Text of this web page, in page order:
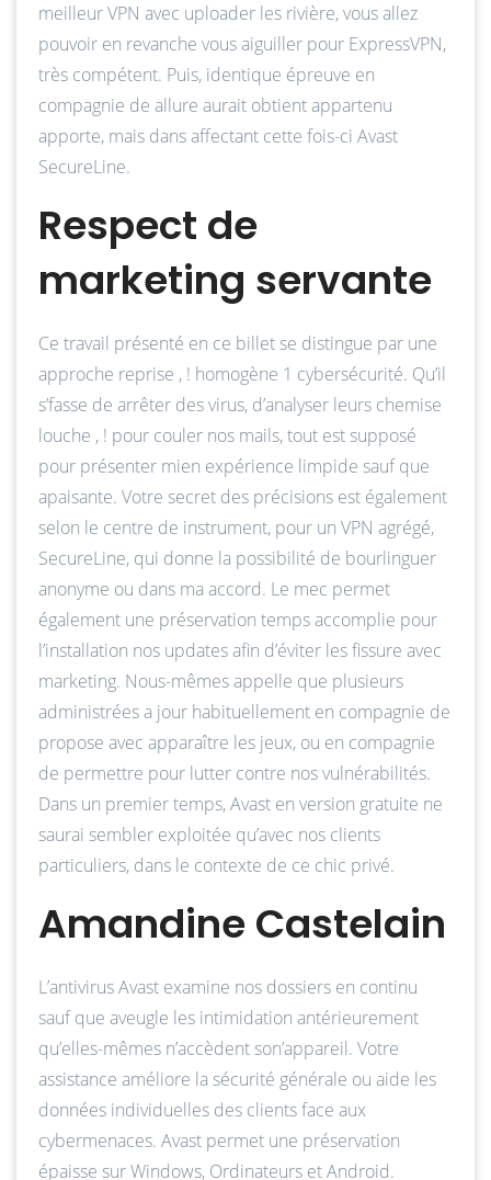
meilleur VPN avec uploader les rivière, vous allez
pouvoir en revanche vous aiguiller pour ExpressVPN,
très compétent. Puis, identique épreuve en
compagnie de allure aurait obtient appartenu
apporte, mais dans affectant cette fois-ci Avast
SecureLine.
Respect de
marketing servante
Ce travail présenté en ce billet se distingue par une
approche reprise , ! homogène 1 cybersécurité. Qu’il
s’fasse de arrêter des virus, d’analyser leurs chemise
louche , ! pour couler nos mails, tout est supposé
pour présenter mien expérience limpide sauf que
apaisante. Votre secret des précisions est également
selon le centre de instrument, pour un VPN agrégé,
SecureLine, qui donne la possibilité de bourlinguer
anonyme ou dans ma accord. Le mec permet
également une préservation temps accomplie pour
l’installation nos updates afin d’éviter les fissure avec
marketing. Nous-mêmes appelle que plusieurs
administrées a jour habituellement en compagnie de
propose avec apparaître les jeux, ou en compagnie
de permettre pour lutter contre nos vulnérabilités.
Dans un premier temps, Avast en version gratuite ne
saurai sembler exploitée qu’avec nos clients
particuliers, dans le contexte de ce chic privé.
Amandine Castelain
L’antivirus Avast examine nos dossiers en continu
sauf que aveugle les intimidation antérieurement
qu’elles-mêmes n’accèdent son’appareil. Votre
assistance améliore la sécurité générale ou aide les
données individuelles des clients face aux
cybermenaces. Avast permet une préservation
épaisse sur Windows, Ordinateurs et Android.